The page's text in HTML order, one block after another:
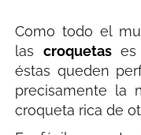
Como todo el
las croquetases
éstas queden
precisamente la
croqueta rica de